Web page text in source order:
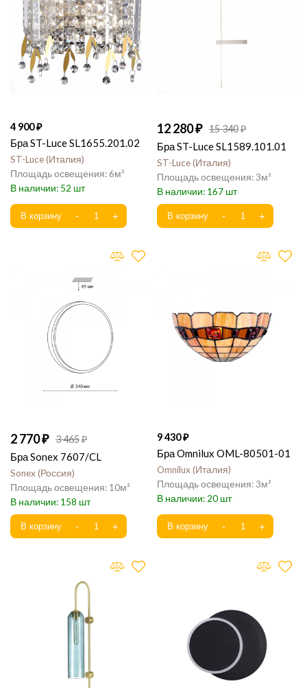
4 900
Бра ST-Luce SL1655.201.02
ST-Luce Италия
6
52
12 280 15 340
Бра ST-Luce SL1589.101.01
ST-Luce Италия
3
167
2 770 3 465
Бра Sonex 7607/CL
Sonex Россия
10
158
9 430
Бра Omnilux OML-80501-01
Omnilux Италия
3
20